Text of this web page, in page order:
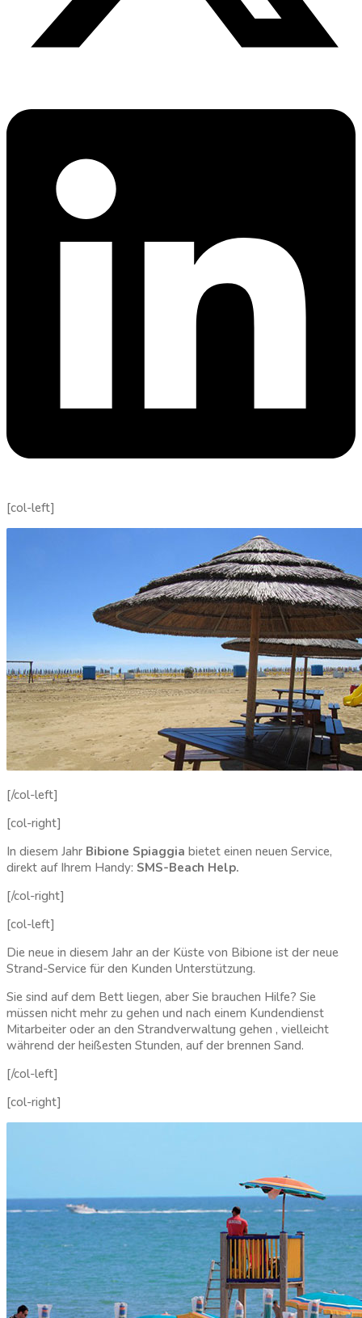
[col-left]
[/col-left]
[col-right]
In diesem Jahr Bibione Spiaggia bietet einen neuen Service,
direkt auf Ihrem Handy: SMS-Beach Help.
[/col-right]
[col-left]
Die neue in diesem Jahr an der Küste von Bibione ist der neue
Strand-Service für den Kunden Unterstützung.
Sie sind auf dem Bett liegen, aber Sie brauchen Hilfe? Sie
müssen nicht mehr zu gehen und nach einem Kundendienst
Mitarbeiter oder an den Strandverwaltung gehen , vielleicht
während der heißesten Stunden, auf der brennen Sand.
[/col-left]
[col-right]